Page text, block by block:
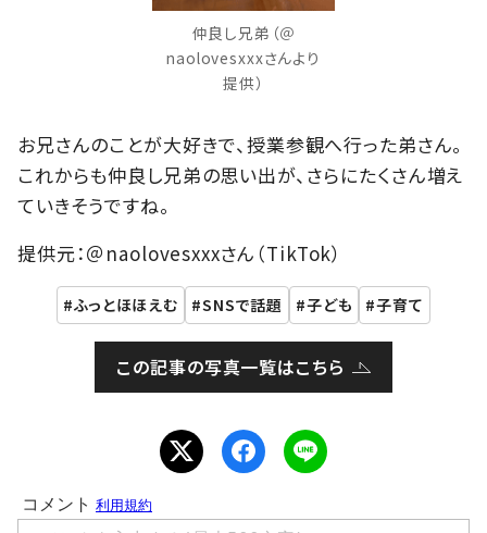
仲良し兄弟（＠
naolovesxxxさんより
提供）
お兄さんのことが大好きで、授業参観へ行った弟さん。
これからも仲良し兄弟の思い出が、さらにたくさん増え
ていきそうですね。
提供元：＠naolovesxxxさん（TikTok）
ふっとほほえむ SNSで話題 子ども 子育て
この記事の写真一覧はこちら